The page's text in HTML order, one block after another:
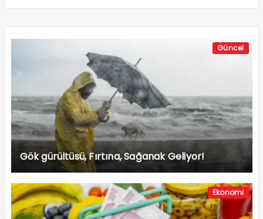
Güncel
Gök gürültüsü, Fırtına, Sağanak Geliyor!
Ekonomi